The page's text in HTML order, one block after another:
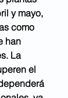
y mayo,
como
han
La
el